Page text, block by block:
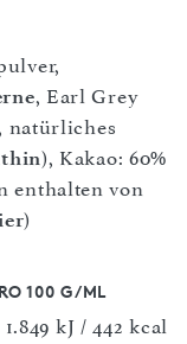
, Earl Grey
natürliches
), Kakao: 60%
enthalten von
)
100 G/ML
1.849 kJ / 442 kcal